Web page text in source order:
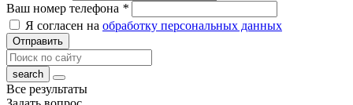
Ваш номер телефона *
Я согласен на обработку персональных данных
Отправить
Все результаты